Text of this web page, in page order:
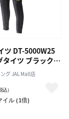
ツ DT-5000W25
タイツ ブラック
グ JAL Mall店
込）
イル (1倍)